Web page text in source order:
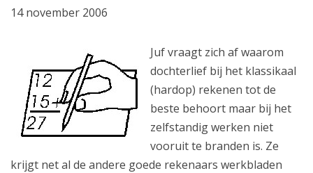
14 november 2006
Juf vraagt zich af waarom
dochterlief bij het klassikaal
(hardop) rekenen tot de
beste behoort maar bij het
zelfstandig werken niet
vooruit te branden is. Ze
krijgt net al de andere goede rekenaars werkbladen